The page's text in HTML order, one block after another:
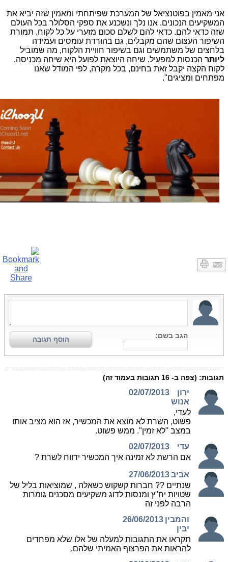
אני מאמין בפוטנציאל של המערכת שפיתחתי ומאמין שזה יביא את
המשקיעים הנכונים. אנו נלך ונשכנע את ספקי הסלולר בכל העולם
שזה כדאי להם. כדאי להם לשלם סכום מזערי על כל לקוח, תמורת
השיפור העצום שהם מקבלים, גם בהורדת עומסים ועמידה
בלחצים של משתמשים וגם בשיפור חוויית הלקוח, מה שמוביל
ליותר הכנסות למפעיל. שיחה היוצאת לפועל היא שיחה מכניסה.
לקוח הקצה יקבל זאת בחינם, בכל מקרה, לפי המודל שאנו
מפתחים ומציגים".